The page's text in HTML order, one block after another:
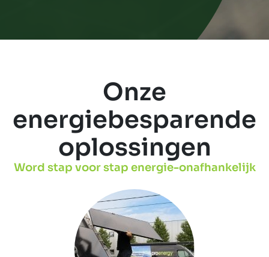
Onze
energiebesparende
oplossingen
Word stap voor stap energie-onafhankelijk